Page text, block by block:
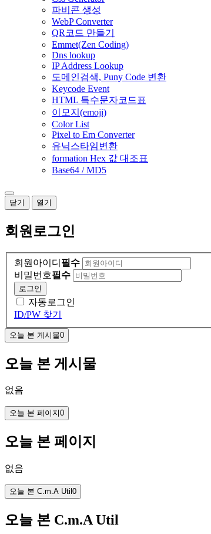
파비콘 생성
WebP Converter
QR코드 만들기
Emmet(Zen Coding)
Dns lookup
IP Address Lookup
도메인검색, Puny Code 변환
Keycode Event
HTML 특수문자코드표
이모지(emoji)
Color List
Pixel to Em Converter
유닉스타임변환
formation Hex 값 대조표
Base64 / MD5
닫기 열기
회원 로그인
회원아이디 필수
비밀번호필수
로그인
자동로그인
ID/PW 찾기
오늘 본 게시물0
오늘 본 게시물
없음
오늘 본 페이지0
오늘 본 페이지
없음
오늘 본 C.m.A Util 0
오늘 본 C.m.A Util